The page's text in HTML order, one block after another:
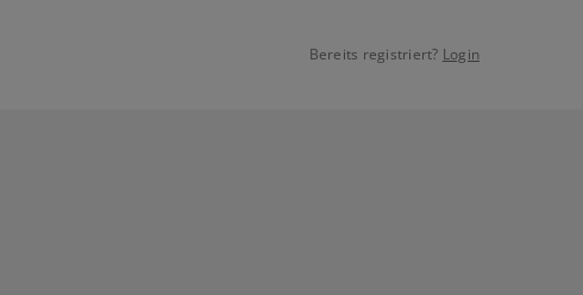
Bereits registriert? Login